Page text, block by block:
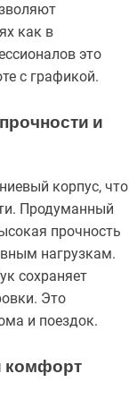
как в
это
с графикой.
и
корпус, что
Продуманный
прочность
нагрузкам.
сохраняет
Это
и поездок.
комфорт